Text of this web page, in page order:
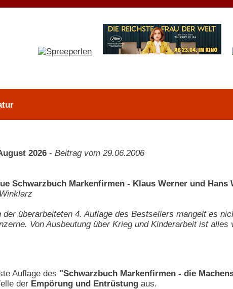
2026 - Beitrag vom 29.06.2006
Schwarzbuch Markenfirmen - Klaus Werner und Hans
der überarbeiteten 4. Auflage des Bestsellers mangelt es
Von Ausbeutung über Krieg und Kinderarbeit ist alles
Auflage des "Schwarzbuch Markenfirmen - die
der Empörung und Entrüstung aus.